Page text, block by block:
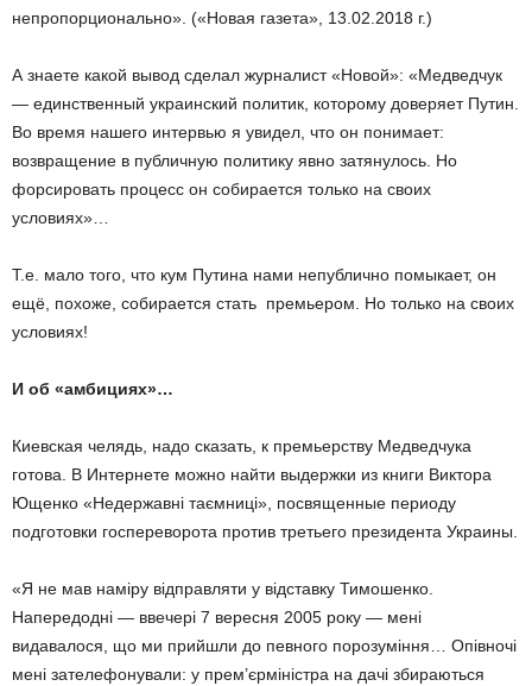
непропорционально». («Новая газета», 13.02.2018 г.)
А знаете какой вывод сделал журналист «Новой»: «Медведчук
— единственный украинский политик, которому доверяет Путин.
Во время нашего интервью я увидел, что он понимает:
возвращение в публичную политику явно затянулось. Но
форсировать процесс он собирается только на своих
условиях»…
Т.е. мало того, что кум Путина нами непублично помыкает, он
ещё, похоже, собирается стать премьером. Но только на своих
условиях!
И об «амбициях»…
Киевская челядь, надо сказать, к премьерству Медведчука
готова. В Интернете можно найти выдержки из книги Виктора
Ющенко «Недержавні таємниці», посвященные периоду
подготовки госпереворота против третьего президента Украины.
«Я не мав наміру відправляти у відставку Тимошенко.
Напередодні — ввечері 7 вересня 2005 року — мені
видавалося, що ми прийшли до певного порозуміння… Опівночі
мені зателефонували: у прем’єр­міністра на дачі збираються